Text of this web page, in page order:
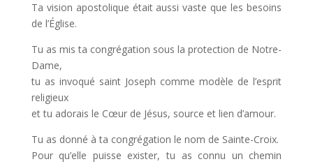
Ta vision apostolique était aussi vaste que les besoins
de l’Église.
Tu as mis ta congrégation sous la protection de Notre-
Dame,
tu as invoqué saint Joseph comme modèle de l’esprit
religieux
et tu adorais le Cœur de Jésus, source et lien d’amour.
Tu as donné à ta congrégation le nom de Sainte-Croix.
Pour qu’elle puisse exister, tu as connu un chemin